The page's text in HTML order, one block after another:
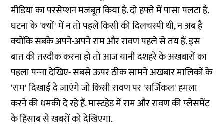
मीडिया का परसेप्‍शन मजबूत किया है. दो हफ्ते में पासा पलटा है.
घटना के 'क्‍यों' में न तो पहले किसी की दिलचस्‍पी थी, न अब है
क्‍योंकि सबके अपने-अपने राम और रावण पहले से तय हैं. इस
बात की तस्‍दीक करना हो तो आज यानी दशहरे के अखबारों का
पहला पन्‍ना देखिए- सबसे ऊपर ठीक सामने अखबार मालिकों के
'राम' दिखाई दे जाएंगे जो किसी रावण पर 'सर्जिकल' हमला
करने की धमकी दे रहे हैं. मास्‍टहेड में राम और रावण की प्‍लेसमेंट
के हिसाब से खबरों को देखिएगा.